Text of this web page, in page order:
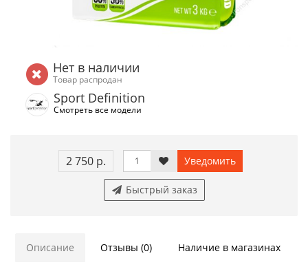
Нет в наличии
Товар распродан
Sport Definition
Смотреть все модели
2 750 р. Уведомить
Быстрый заказ
Описание Отзывы (0) Наличие в магазинах